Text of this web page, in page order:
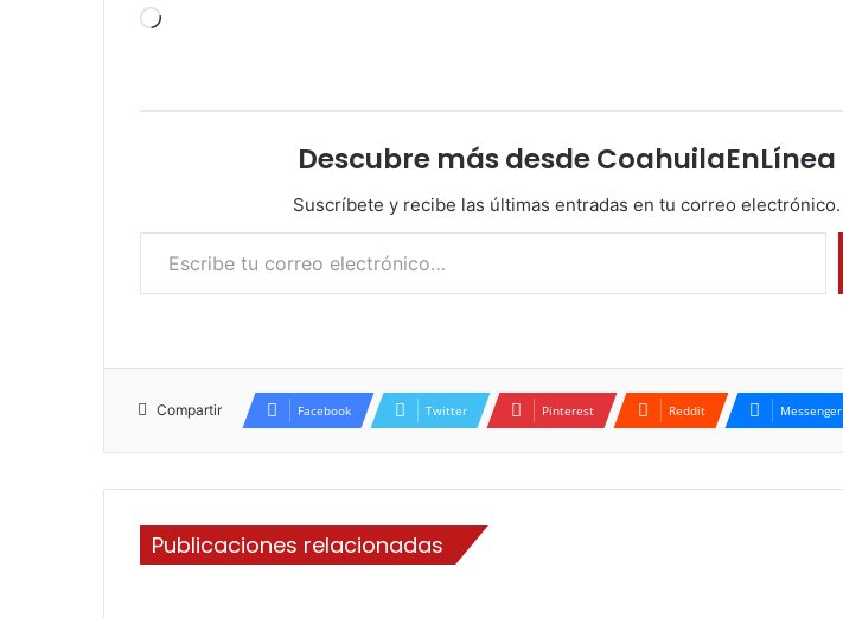
Cargando...
Descubre más desde CoahuilaEnLínea
Suscríbete y recibe las últimas entradas en tu correo electrónico.
Escribe tu correo electrónico…
Compartir Facebook Twitter Pinterest Reddit Messenger
Publicaciones relacionadas